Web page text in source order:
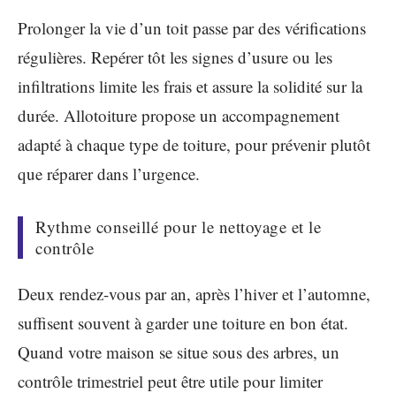
Prolonger la vie d’un toit passe par des vérifications
régulières. Repérer tôt les signes d’usure ou les
infiltrations limite les frais et assure la solidité sur la
durée. Allotoiture propose un accompagnement
adapté à chaque type de toiture, pour prévenir plutôt
que réparer dans l’urgence.
Rythme conseillé pour le nettoyage et le
contrôle
Deux rendez-vous par an, après l’hiver et l’automne,
suffisent souvent à garder une toiture en bon état.
Quand votre maison se situe sous des arbres, un
contrôle trimestriel peut être utile pour limiter